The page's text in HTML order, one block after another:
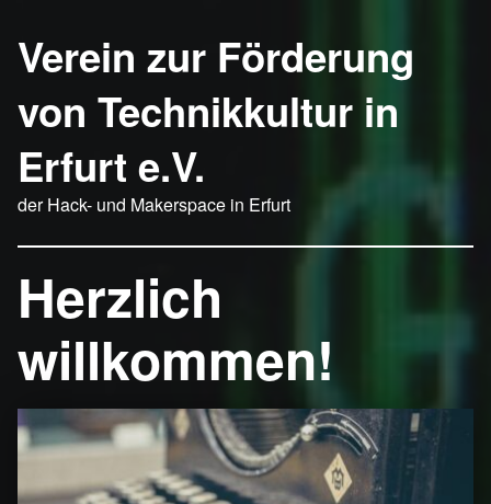
Verein zur Förderung
von Technikkultur in
Erfurt e.V.
der Hack- und Makerspace in Erfurt
Herzlich
willkommen!